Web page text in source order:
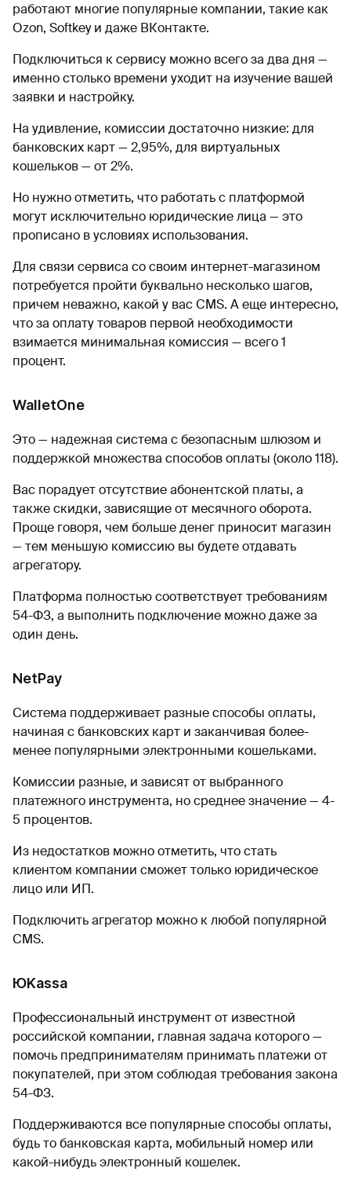
работают многие популярные компании, такие как
Ozon, Softkey и даже ВКонтакте.
Подключиться к сервису можно всего за два дня —
именно столько времени уходит на изучение вашей
заявки и настройку.
На удивление, комиссии достаточно низкие: для
банковских карт — 2,95%, для виртуальных
кошельков — от 2%.
Но нужно отметить, что работать с платформой
могут исключительно юридические лица — это
прописано в условиях использования.
Для связи сервиса со своим интернет-магазином
потребуется пройти буквально несколько шагов,
причем неважно, какой у вас CMS. А еще интересно,
что за оплату товаров первой необходимости
взимается минимальная комиссия — всего 1
процент.
WalletOne
Это — надежная система с безопасным шлюзом и
поддержкой множества способов оплаты (около 118).
Вас порадует отсутствие абонентской платы, а
также скидки, зависящие от месячного оборота.
Проще говоря, чем больше денег приносит магазин
— тем меньшую комиссию вы будете отдавать
агрегатору.
Платформа полностью соответствует требованиям
54-ФЗ, а выполнить подключение можно даже за
один день.
NetPay
Система поддерживает разные способы оплаты,
начиная с банковских карт и заканчивая более-
менее популярными электронными кошельками.
Комиссии разные, и зависят от выбранного
платежного инструмента, но среднее значение — 4-
5 процентов.
Из недостатков можно отметить, что стать
клиентом компании сможет только юридическое
лицо или ИП.
Подключить агрегатор можно к любой популярной
CMS.
ЮKassa
Профессиональный инструмент от известной
российской компании, главная задача которого —
помочь предпринимателям принимать платежи от
покупателей, при этом соблюдая требования закона
54-ФЗ.
Поддерживаются все популярные способы оплаты,
будь то банковская карта, мобильный номер или
какой-нибудь электронный кошелек.